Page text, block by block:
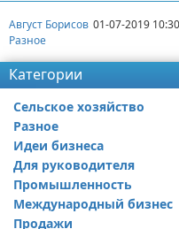
Август Борисов 01-07-2019 10:30
Разное
Категории
Сельское хозяйство
Разное
Идеи бизнеса
Для руководителя
Промышленность
Международный бизнес
Продажи